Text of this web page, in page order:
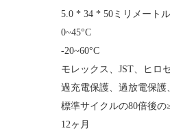
5.0 * 34 * 50ミリメートル
0~45°C
-20~60°C
モレックス、JST、ヒロ
過充電保護、過放電保
標準サイクルの80倍後の
12ヶ月